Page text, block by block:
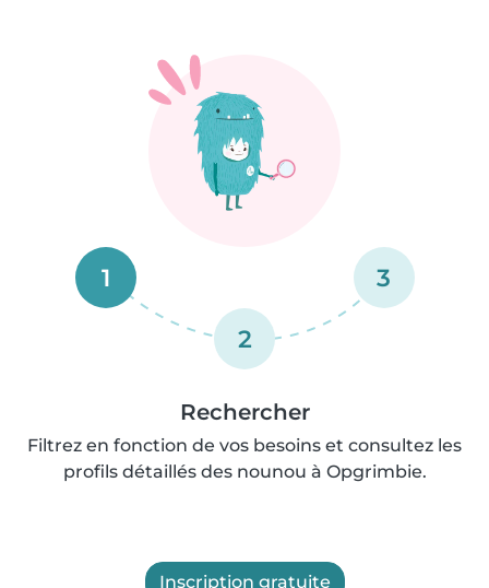
1
2
3
Rechercher
Filtrez en fonction de vos besoins et consultez les
profils détaillés des nounou à Opgrimbie.
Inscription gratuite